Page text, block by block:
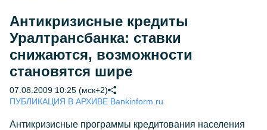
Антикризисные кредиты
Уралтрансбанка: ставки
снижаются, возможности
становятся шире
07.08.2009 10:25 (мск+2)
ПУБЛИКАЦИЯ В АРХИВЕ Bankinform.ru
Антикризисные программы кредитования населения